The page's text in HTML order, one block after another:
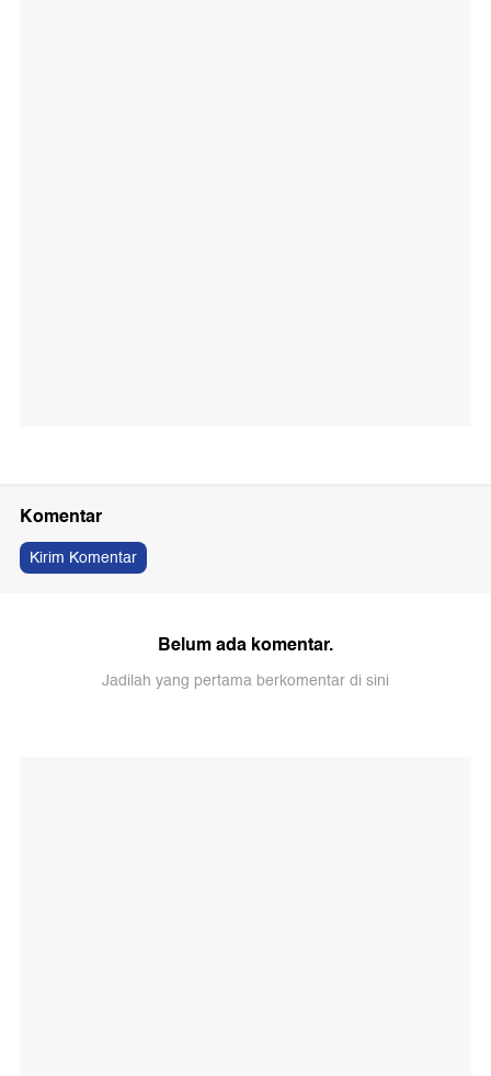
Komentar
Kirim Komentar
Belum ada komentar.
Jadilah yang pertama berkomentar di sini